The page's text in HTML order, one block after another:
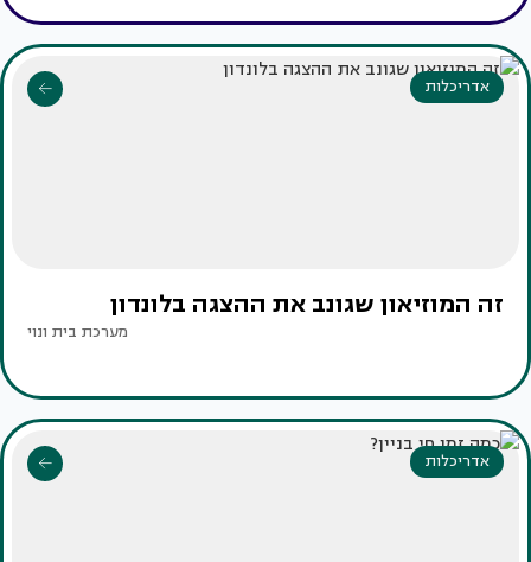
אדריכלות
זה המוזיאון שגונב את ההצגה בלונדון
מערכת בית ונוי
אדריכלות